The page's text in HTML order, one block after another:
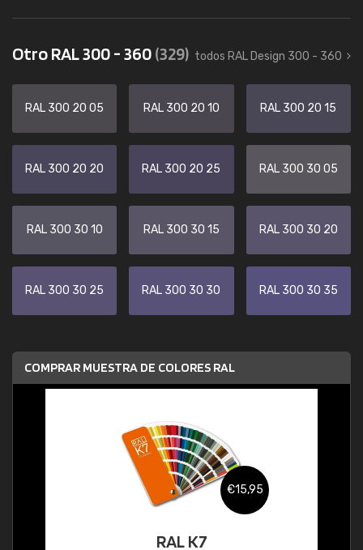
Otro RAL 300 - 360(329) todos RAL Design 300 - 360
RAL 300 20 05 RAL 300 20 10 RAL 300 20 15
RAL 300 20 20 RAL 300 20 25 RAL 300 30 05
RAL 300 30 10 RAL 300 30 15 RAL 300 30 20
RAL 300 30 25 RAL 300 30 30 RAL 300 30 35
COMPRAR MUESTRA DE COLORES RAL
€15,95
RAL K7